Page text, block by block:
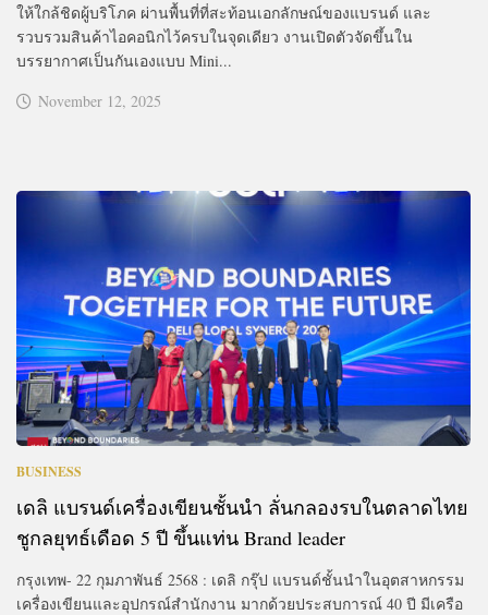
ให้ใกล้ชิดผู้บริโภค ผ่านพื้นที่ที่สะท้อนเอกลักษณ์ของแบรนด์ และ
รวบรวมสินค้าไอคอนิกไว้ครบในจุดเดียว งานเปิดตัวจัดขึ้นใน
บรรยากาศเป็นกันเองแบบ Mini...
November 12, 2025
BUSINESS
เดลิ แบรนด์เครื่องเขียนชั้นนำ ลั่นกลองรบในตลาดไทย
ชูกลยุทธ์เดือด 5 ปี ขึ้นแท่น Brand leader
กรุงเทพ- 22 กุมภาพันธ์ 2568 : เดลิ กรุ๊ป แบรนด์ชั้นนำในอุตสาหกรรม
เครื่องเขียนและอุปกรณ์สำนักงาน มากด้วยประสบการณ์ 40 ปี มีเครือ